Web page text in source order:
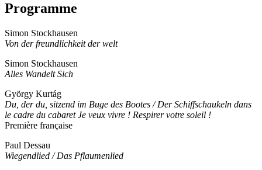
Programme
Simon Stockhausen
Von der freundlichkeit der welt
Simon Stockhausen
Alles Wandelt Sich
György Kurtág
Du, der du, sitzend im Buge des Bootes / Der Schiffschaukeln dans
le cadre du cabaret Je veux vivre ! Respirer votre soleil !
Première française
Paul Dessau
Wiegendlied / Das Pflaumenlied